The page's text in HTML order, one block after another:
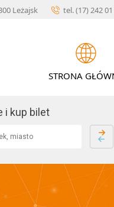
Leżajsk tel. (17) 242
STRONA
i kup bilet